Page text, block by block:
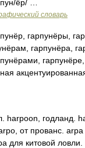
ёр/ …
словарь
гарпунёры,
гарпунёра,
harpoon, годланд.
от прованс.
для китовой